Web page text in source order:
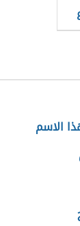
الاسم